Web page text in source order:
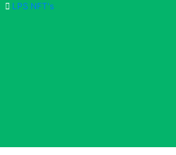
LPS NFT's